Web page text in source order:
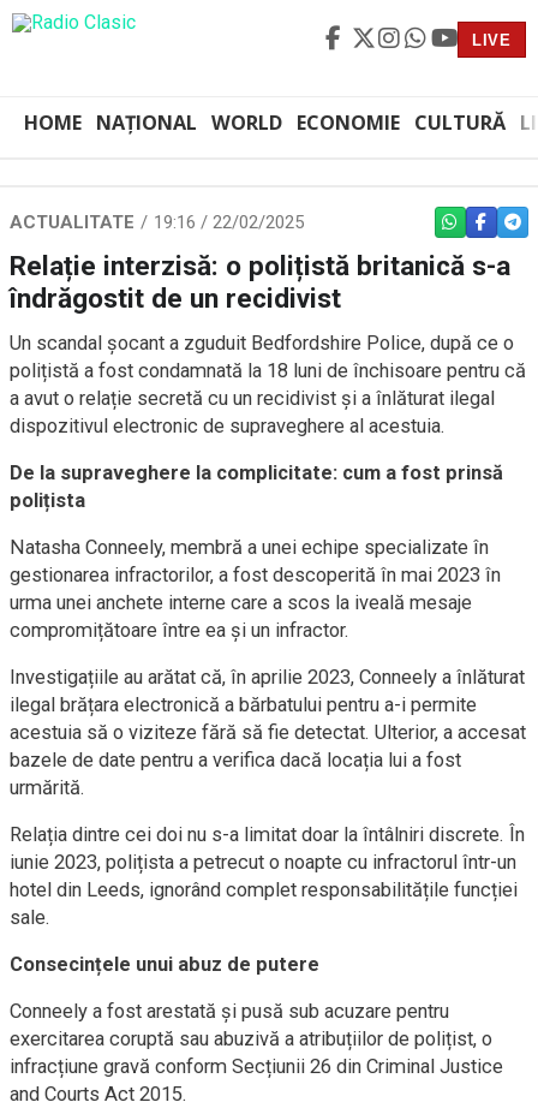
LIVE
HOME NAȚIONAL WORLD ECONOMIE CULTURĂ
ACTUALITATE 19:16 / 22/02/2025 WHATSAPP
Relație interzisă: o polițistă britanică s-a
îndrăgostit de un recidivist
Un scandal șocant a zguduit Bedfordshire Police, după ce o
polițistă a fost condamnată la 18 luni de închisoare pentru că
a avut o relație secretă cu un recidivist și a înlăturat ilegal
dispozitivul electronic de supraveghere al acestuia.
De la supraveghere la complicitate: cum a fost prinsă
polițista
Natasha Conneely, membră a unei echipe specializate în
gestionarea infractorilor, a fost descoperită în mai 2023 în
urma unei anchete interne care a scos la iveală mesaje
compromițătoare între ea și un infractor.
Investigațiile au arătat că, în aprilie 2023, Conneely a înlăturat
ilegal brățara electronică a bărbatului pentru a-i permite
acestuia să o viziteze fără să fie detectat. Ulterior, a accesat
bazele de date pentru a verifica dacă locația lui a fost
urmărită.
Relația dintre cei doi nu s-a limitat doar la întâlniri discrete. În
iunie 2023, polițista a petrecut o noapte cu infractorul într-un
hotel din Leeds, ignorând complet responsabilitățile funcției
sale.
Consecințele unui abuz de putere
Conneely a fost arestată și pusă sub acuzare pentru
exercitarea coruptă sau abuzivă a atribuțiilor de polițist, o
infracțiune gravă conform Secțiunii 26 din Criminal Justice
and Courts Act 2015.